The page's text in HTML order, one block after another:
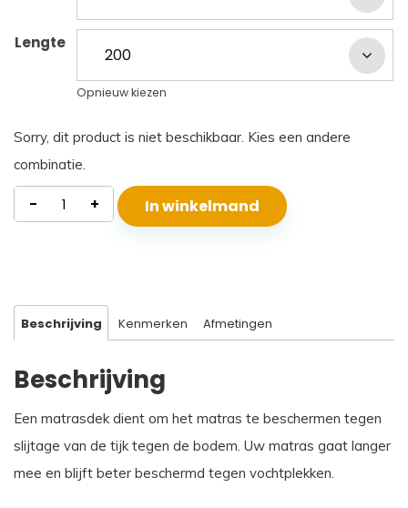
Lengte
Opnieuw kiezen
Sorry, dit product is niet beschikbaar. Kies een andere
combinatie.
Matrasdek
Jute
- + In winkelmand
Beschrijving Kenmerken Afmetingen
Beschrijving
Een matrasdek dient om het matras te beschermen tegen
slijtage van de tijk tegen de bodem. Uw matras gaat langer
mee en blijft beter beschermd tegen vochtplekken.